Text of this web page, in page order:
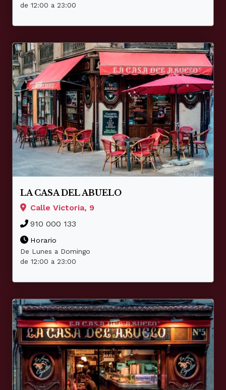
de 12:00 a 23:00
LA CASA DEL ABUELO
Calle Victoria, 9
910 000 133
Horario
De Lunes a Domingo
de 12:00 a 23:00